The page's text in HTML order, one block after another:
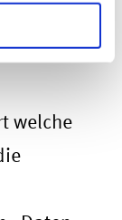
auf
welche